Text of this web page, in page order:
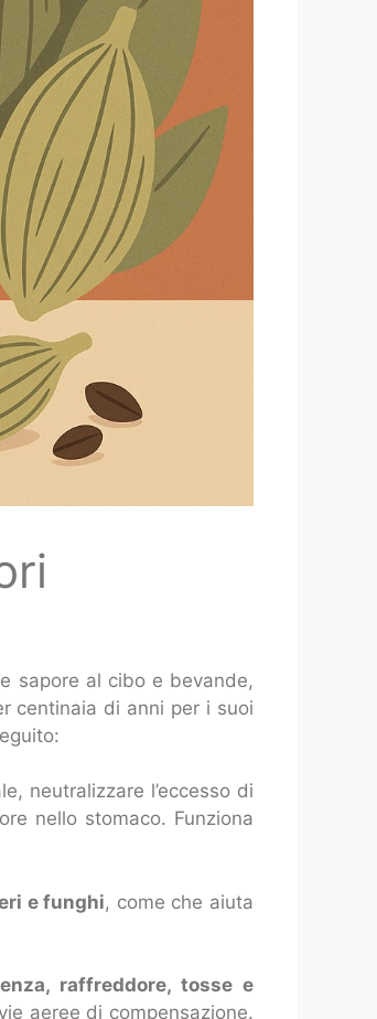
sapore al cibo e bevande,
centinaia di anni per i suoi
neutralizzare l’eccesso di
nello stomaco. Funziona
e funghi, come che aiuta
raffreddore, tosse e
aeree di compensazione.